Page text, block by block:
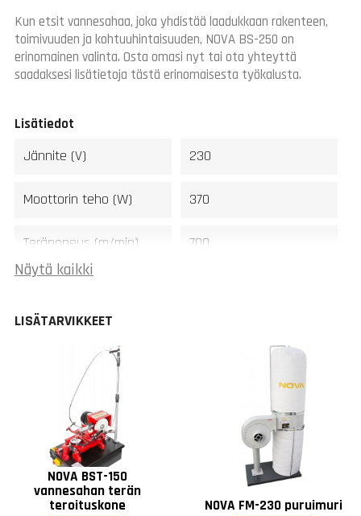
Kun etsit vannesahaa, joka yhdistää laadukkaan rakenteen,
toimivuuden ja kohtuuhintaisuuden, NOVA BS-250 on
erinomainen valinta. Osta omasi nyt tai ota yhteyttä
saadaksesi lisätietoja tästä erinomaisesta työkalusta.
Lisätiedot
Jännite (V) 230
Moottorin teho (W) 370
Teränopeus (m/min) 700
Max sahaus (mm)
Kitasyvyys (mm)
Puruimurin liitäntä (mm)
Pöydän koko (mm) 350 x 330
Pöydän korkeus (mm) 1005
Näytä kaikki
LISÄTARVIKKEET
NOVA BST-150
vannesahan terän
teroituskone
NOVA FM-230 puruimuri